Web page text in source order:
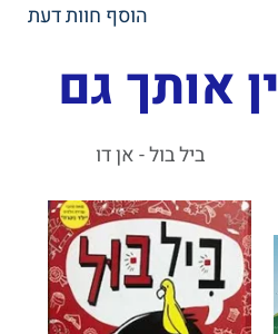
הוסף חוות דעת
אותך גם
ביל בול - אן דו